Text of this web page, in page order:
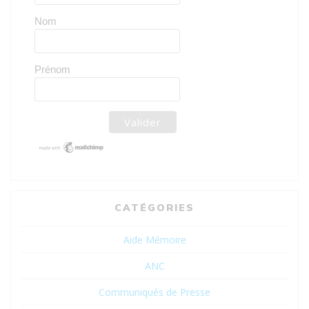
Nom
Prénom
CATÉGORIES
Aide Mémoire
ANC
Communiqués de Presse